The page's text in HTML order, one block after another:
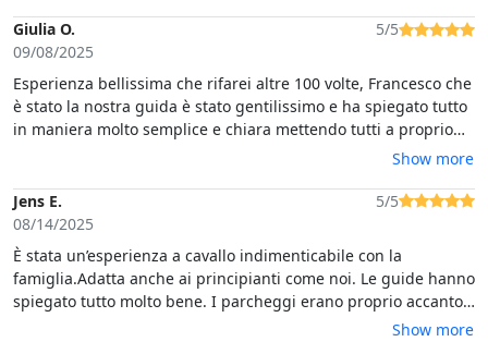
Giulia O.
09/08/2025
5/5
Esperienza bellissima che rifarei altre 100 volte, Francesco che
è stato la nostra guida è stato gentilissimo e ha spiegato tutto
in maniera molto semplice e chiara mettendo tutti a proprio
Show more
Jens E.
08/14/2025
5/5
È stata un’esperienza a cavallo indimenticabile con la
famiglia.Adatta anche ai principianti come noi. Le guide hanno
spiegato tutto molto bene. I parcheggi erano proprio accanto
al recinto. I cavalli hanno fatto un’ottima impressione e hanno
Show more